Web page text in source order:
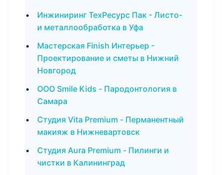
Инжиниринг ТехРесурс Пак - Листо-
и металлообработка в Уфа
Мастерская Finish Интерьер -
Проектирование и сметы в Нижний
Новгород
ООО Smile Kids - Пародонтология в
Самара
Студия Vita Premium - Перманентный
макияж в Нижневартовск
Студия Aura Premium - Пилинги и
чистки в Калининград